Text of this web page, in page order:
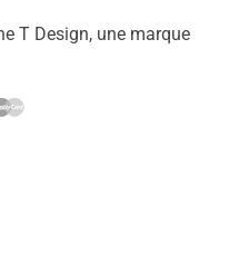
T Design, une marque